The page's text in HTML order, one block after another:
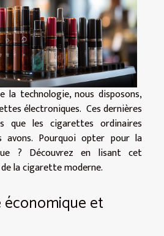
la technologie, nous disposons,
électroniques. Ces dernières
que les cigarettes ordinaires
avons. Pourquoi opter pour la
? Découvrez en lisant cet
la cigarette moderne.
et